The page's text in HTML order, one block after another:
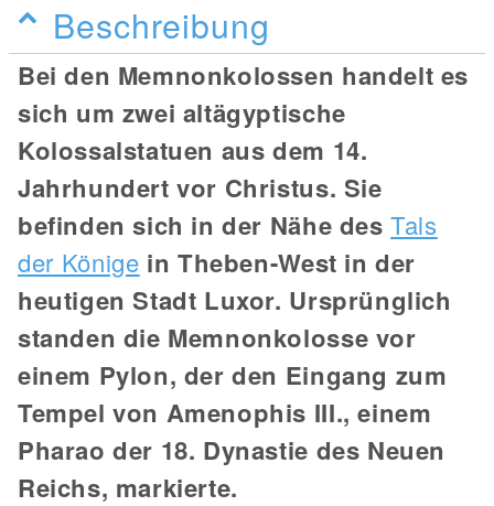
Beschreibung
Bei den Memnonkolossen handelt es
sich um zwei altägyptische
Kolossalstatuen aus dem 14.
Jahrhundert vor Christus. Sie
befinden sich in der Nähe desTals
der Könige in Theben-West in der
heutigen Stadt Luxor. Ursprünglich
standen die Memnonkolosse vor
einem Pylon, der den Eingang zum
Tempel von Amenophis III., einem
Pharao der 18. Dynastie des Neuen
Reichs, markierte.